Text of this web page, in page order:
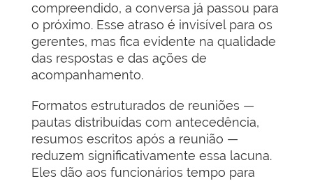
compreendido, a conversa já passou para
o próximo. Esse atraso é invisível para os
gerentes, mas fica evidente na qualidade
das respostas e das ações de
acompanhamento.
Formatos estruturados de reuniões —
pautas distribuídas com antecedência,
resumos escritos após a reunião —
reduzem significativamente essa lacuna.
Eles dão aos funcionários tempo para